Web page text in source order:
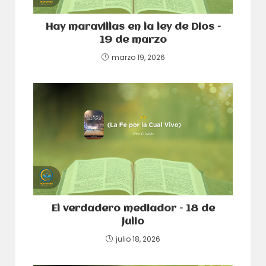
Hay maravillas en la ley de Dios –
19 de marzo
marzo 19, 2026
El verdadero mediador – 18 de
julio
julio 18, 2026